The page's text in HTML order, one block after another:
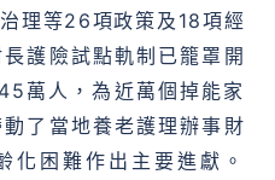
理等26項政策及18項經
護險試點軌制已籠罩開
萬人，為近萬個掉能家
了當地養老護理辦事財
化困難作出主要進獻。